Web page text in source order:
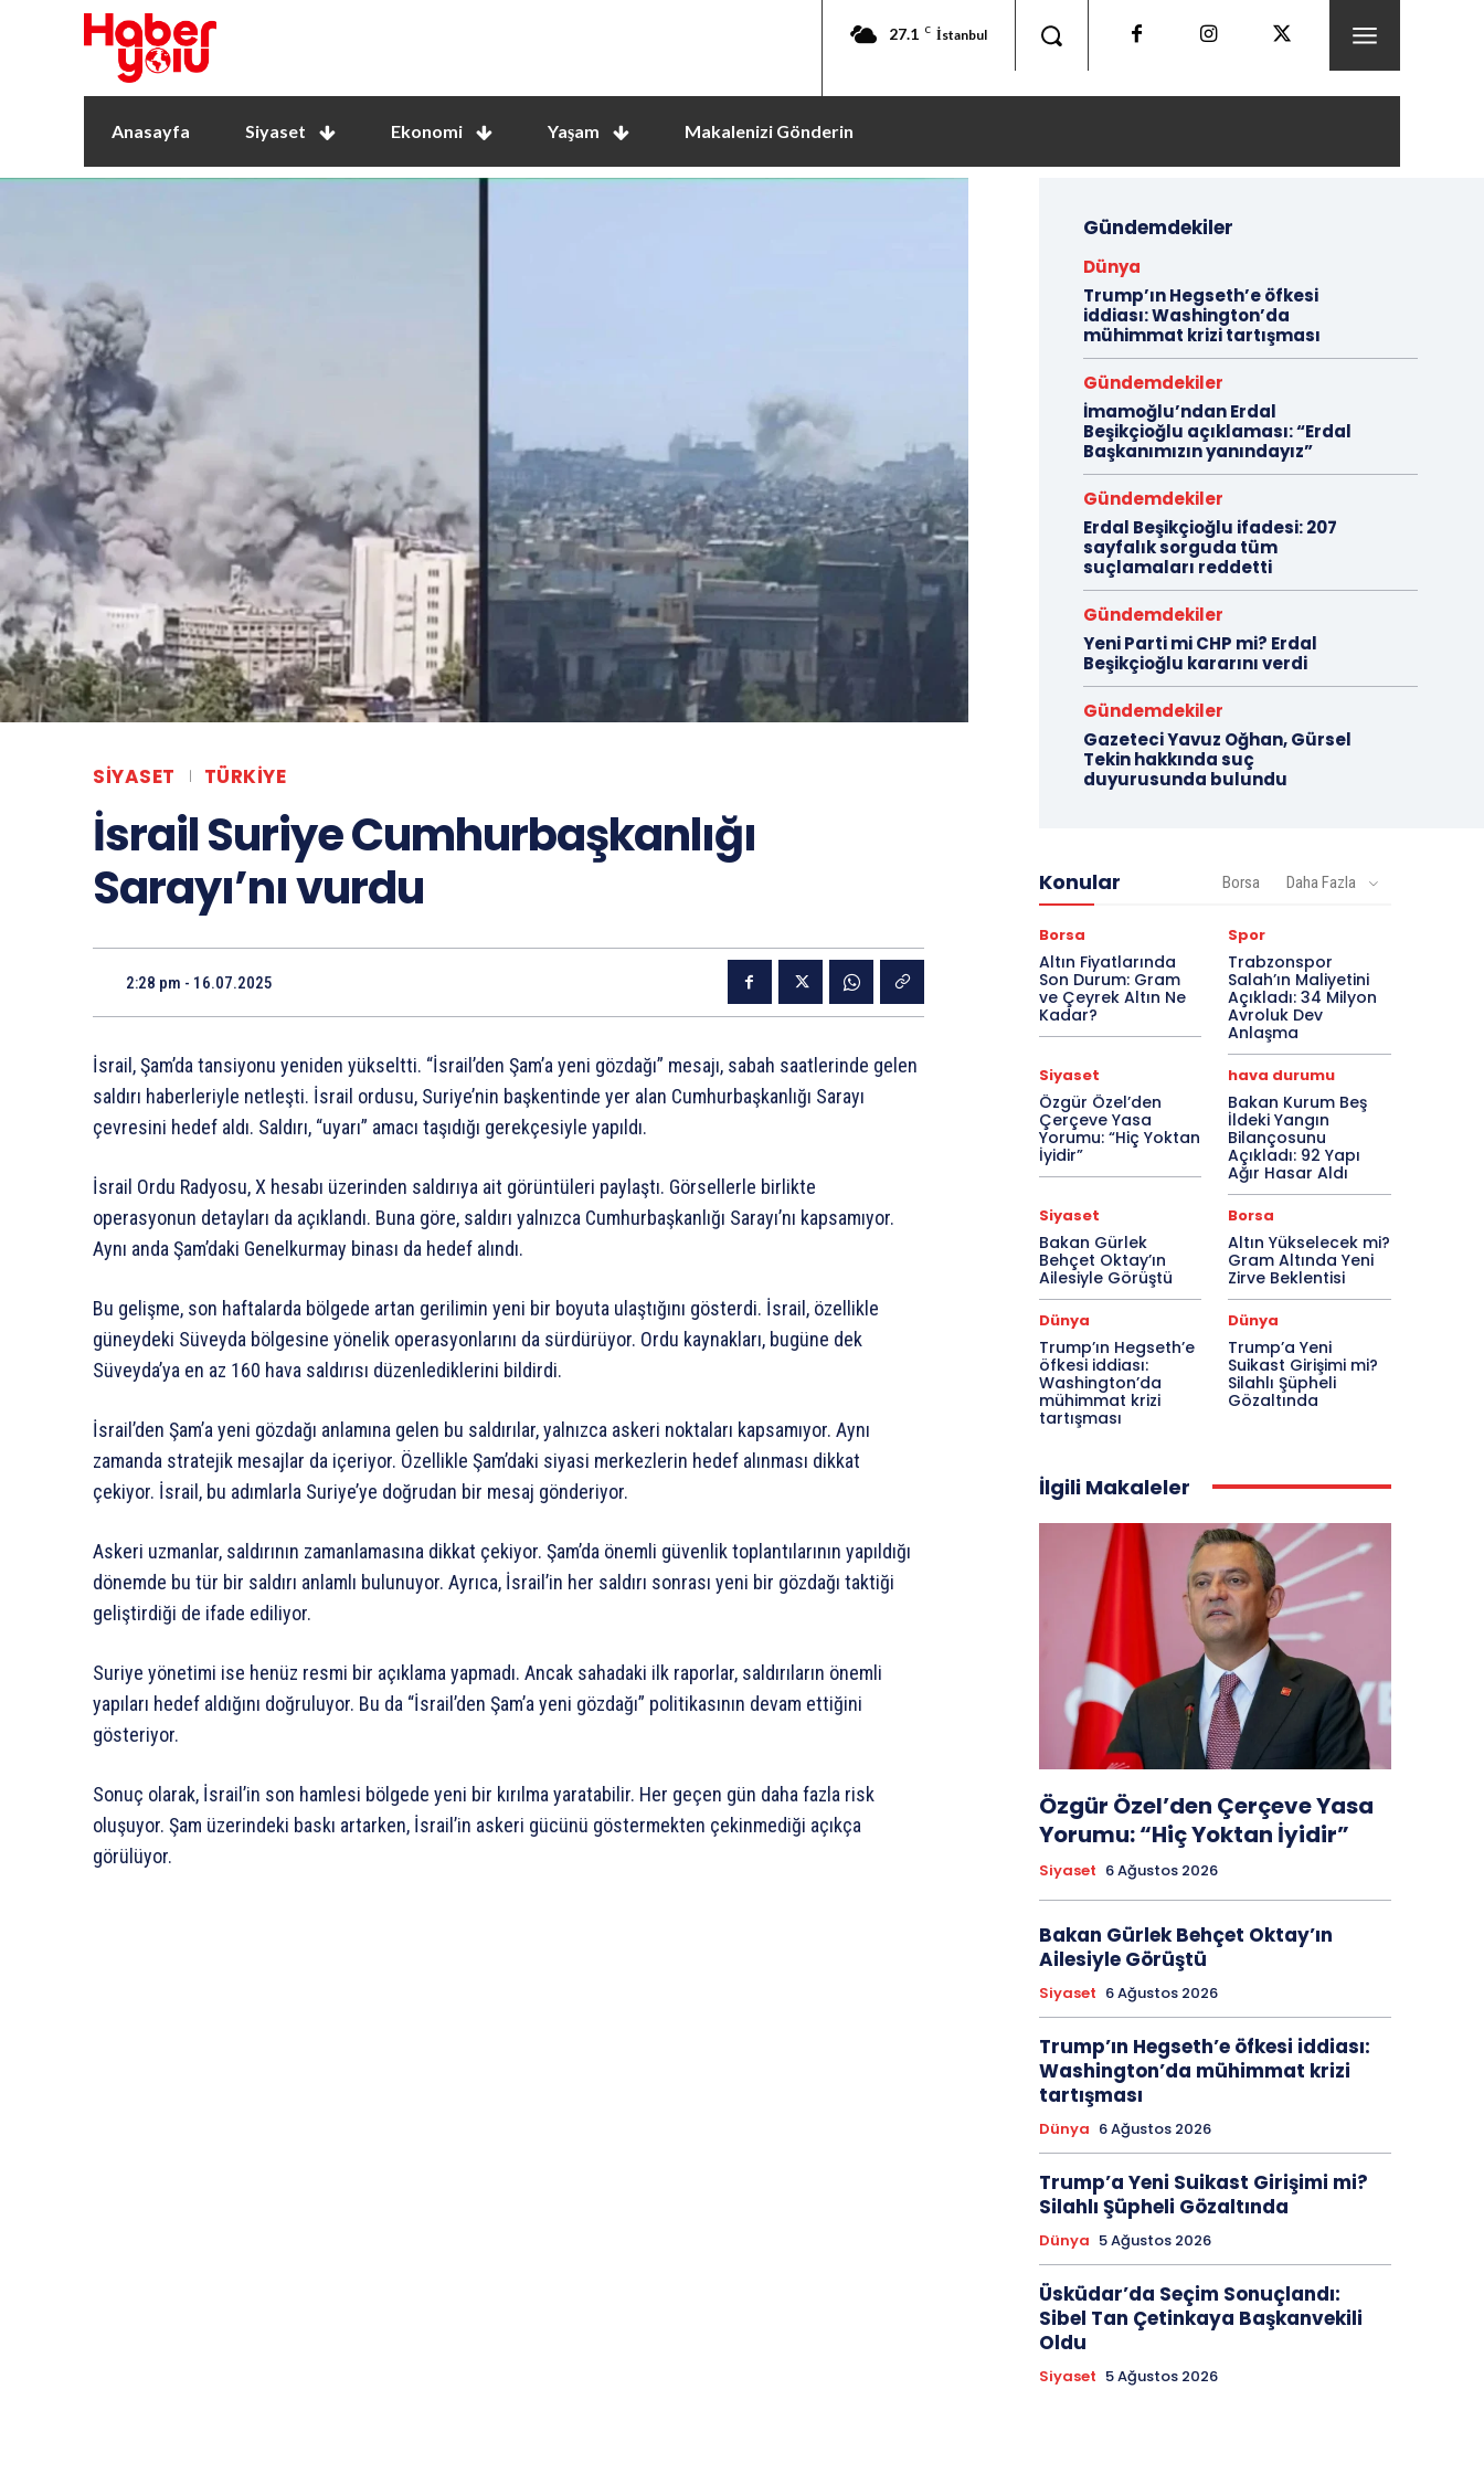
27.1 C İstanbul
Anasayfa Siyaset Ekonomi Yaşam Makalenizi Gönderin
SIYASET TÜRKIYE
İsrail Suriye Cumhurbaşkanlığı
Sarayı’nı vurdu
2:28 pm - 16.07.2025
İsrail, Şam’da tansiyonu yeniden yükseltti. “İsrail’den Şam’a yeni gözdağı” mesajı, sabah saatlerinde gelen
saldırı haberleriyle netleşti. İsrail ordusu, Suriye’nin başkentinde yer alan Cumhurbaşkanlığı Sarayı
çevresini hedef aldı. Saldırı, “uyarı” amacı taşıdığı gerekçesiyle yapıldı.
İsrail Ordu Radyosu, X hesabı üzerinden saldırıya ait görüntüleri paylaştı. Görsellerle birlikte
operasyonun detayları da açıklandı. Buna göre, saldırı yalnızca Cumhurbaşkanlığı Sarayı’nı kapsamıyor.
Aynı anda Şam’daki Genelkurmay binası da hedef alındı.
Bu gelişme, son haftalarda bölgede artan gerilimin yeni bir boyuta ulaştığını gösterdi. İsrail, özellikle
güneydeki Süveyda bölgesine yönelik operasyonlarını da sürdürüyor. Ordu kaynakları, bugüne dek
Süveyda’ya en az 160 hava saldırısı düzenlediklerini bildirdi.
İsrail’den Şam’a yeni gözdağı anlamına gelen bu saldırılar, yalnızca askeri noktaları kapsamıyor. Aynı
zamanda stratejik mesajlar da içeriyor. Özellikle Şam’daki siyasi merkezlerin hedef alınması dikkat
çekiyor. İsrail, bu adımlarla Suriye’ye doğrudan bir mesaj gönderiyor.
Askeri uzmanlar, saldırının zamanlamasına dikkat çekiyor. Şam’da önemli güvenlik toplantılarının yapıldığı
dönemde bu tür bir saldırı anlamlı bulunuyor. Ayrıca, İsrail’in her saldırı sonrası yeni bir gözdağı taktiği
geliştirdiği de ifade ediliyor.
Suriye yönetimi ise henüz resmi bir açıklama yapmadı. Ancak sahadaki ilk raporlar, saldırıların önemli
yapıları hedef aldığını doğruluyor. Bu da “İsrail’den Şam’a yeni gözdağı” politikasının devam ettiğini
gösteriyor.
Sonuç olarak, İsrail’in son hamlesi bölgede yeni bir kırılma yaratabilir. Her geçen gün daha fazla risk
oluşuyor. Şam üzerindeki baskı artarken, İsrail’in askeri gücünü göstermekten çekinmediği açıkça
görülüyor.
Gündemdekiler
Dünya
Trump’ın Hegseth’e öfkesi
iddiası: Washington’da
mühimmat krizi tartışması
Gündemdekiler
İmamoğlu’ndan Erdal
Beşikçioğlu açıklaması: “Erdal
Başkanımızın yanındayız”
Gündemdekiler
Erdal Beşikçioğlu ifadesi: 207
sayfalık sorguda tüm
suçlamaları reddetti
Gündemdekiler
Yeni Parti mi CHP mi? Erdal
Beşikçioğlu kararını verdi
Gündemdekiler
Gazeteci Yavuz Oğhan, Gürsel
Tekin hakkında suç
duyurusunda bulundu
Konular Borsa Daha Fazla
Borsa
Altın Fiyatlarında
Son Durum: Gram
ve Çeyrek Altın Ne
Kadar?
Spor
Trabzonspor
Salah’ın Maliyetini
Açıkladı: 34 Milyon
Avroluk Dev
Anlaşma
Siyaset
Özgür Özel’den
Çerçeve Yasa
Yorumu: “Hiç Yoktan
İyidir”
hava durumu
Bakan Kurum Beş
İldeki Yangın
Bilançosunu
Açıkladı: 92 Yapı
Ağır Hasar Aldı
Siyaset
Bakan Gürlek
Behçet Oktay’ın
Ailesiyle Görüştü
Borsa
Altın Yükselecek mi?
Gram Altında Yeni
Zirve Beklentisi
Dünya
Trump’ın Hegseth’e
öfkesi iddiası:
Washington’da
mühimmat krizi
tartışması
Dünya
Trump’a Yeni
Suikast Girişimi mi?
Silahlı Şüpheli
Gözaltında
İlgili Makaleler
Özgür Özel’den Çerçeve Yasa
Yorumu: “Hiç Yoktan İyidir”
Siyaset 6 Ağustos 2026
Bakan Gürlek Behçet Oktay’ın
Ailesiyle Görüştü
Siyaset 6 Ağustos 2026
Trump’ın Hegseth’e öfkesi iddiası:
Washington’da mühimmat krizi
tartışması
Dünya 6 Ağustos 2026
Trump’a Yeni Suikast Girişimi mi?
Silahlı Şüpheli Gözaltında
Dünya 5 Ağustos 2026
Üsküdar’da Seçim Sonuçlandı:
Sibel Tan Çetinkaya Başkanvekili
Oldu
Siyaset 5 Ağustos 2026